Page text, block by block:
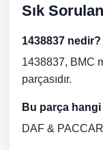
Sık
1438837 nedir?
1438837, BMC
parçasıdır.
Bu parça
DAF &